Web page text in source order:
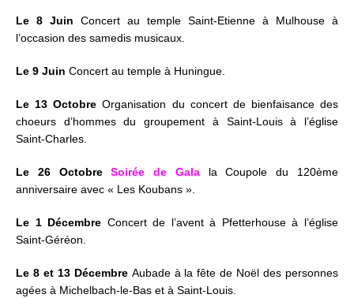
Le 8 Juin Concert au temple Saint-Etienne à Mulhouse à
l’occasion des samedis musicaux.
Le 9 Juin Concert au temple à Huningue.
Le 13 Octobre Organisation du concert de bienfaisance des
choeurs d’hommes du groupement à Saint-Louis à l’église
Saint-Charles.
Le 26 Octobre Soirée de Gala
la Coupole du 120ème
anniversaire avec « Les Koubans ».
Le 1 Décembre Concert de l’avent à Pfetterhouse à l’église
Saint-Géréon.
Le 8 et 13 DécembreAubade à la fête de Noël des personnes
agées à Michelbach-le-Bas et à Saint-Louis.